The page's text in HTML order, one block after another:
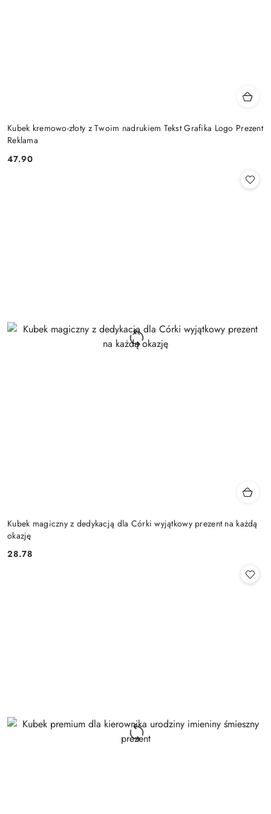
Kubek kremowo-złoty z Twoim nadrukiem Tekst Grafika Logo Prezent
Reklama
Cena:
47.90
Kubek magiczny z dedykacją dla Córki wyjątkowy prezent na każdą
okazję
Cena:
28.78